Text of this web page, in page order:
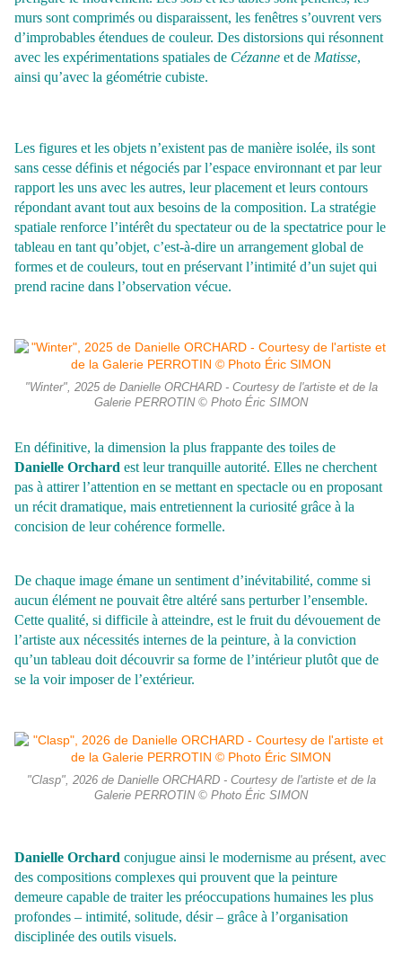
murs sont comprimés ou disparaissent, les fenêtres s’ouvrent vers
d’improbables étendues de couleur. Des distorsions qui résonnent
avec les expérimentations spatiales de Cézanne et de Matisse,
ainsi qu’avec la géométrie cubiste.
Les figures et les objets n’existent pas de manière isolée, ils sont
sans cesse définis et négociés par l’espace environnant et par leur
rapport les uns avec les autres, leur placement et leurs contours
répondant avant tout aux besoins de la composition. La stratégie
spatiale renforce l’intérêt du spectateur ou de la spectatrice pour le
tableau en tant qu’objet, c’est-à-dire un arrangement global de
formes et de couleurs, tout en préservant l’intimité d’un sujet qui
prend racine dans l’observation vécue.
"Winter", 2025 de Danielle ORCHARD - Courtesy de l'artiste et de la
Galerie PERROTIN © Photo Éric SIMON
En définitive, la dimension la plus frappante des toiles de
Danielle Orchard est leur tranquille autorité. Elles ne cherchent
pas à attirer l’attention en se mettant en spectacle ou en proposant
un récit dramatique, mais entretiennent la curiosité grâce à la
concision de leur cohérence formelle.
De chaque image émane un sentiment d’inévitabilité, comme si
aucun élément ne pouvait être altéré sans perturber l’ensemble.
Cette qualité, si difficile à atteindre, est le fruit du dévouement de
l’artiste aux nécessités internes de la peinture, à la conviction
qu’un tableau doit découvrir sa forme de l’intérieur plutôt que de
se la voir imposer de l’extérieur.
"Clasp", 2026 de Danielle ORCHARD - Courtesy de l'artiste et de la
Galerie PERROTIN © Photo Éric SIMON
Danielle Orchard conjugue ainsi le modernisme au présent, avec
des compositions complexes qui prouvent que la peinture
demeure capable de traiter les préoccupations humaines les plus
profondes – intimité, solitude, désir – grâce à l’organisation
disciplinée des outils visuels.